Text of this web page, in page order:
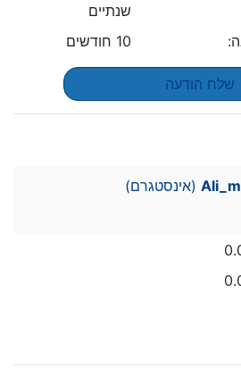
שנתיים
10 חודשים
שלח הודעה
(אינסטגרם)